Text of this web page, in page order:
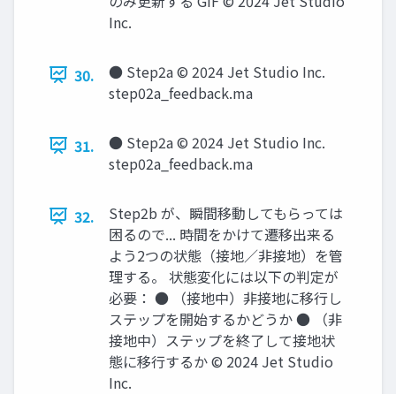
Inc.
30.
● Step2a © 2024 Jet Studio Inc.
step02a_feedback.ma
31.
● Step2a © 2024 Jet Studio Inc.
step02a_feedback.ma
32.
Step2b が、瞬間移動してもらっては
困るので... 時間をかけて遷移出来る
よう2つの状態（接地／非接地）を管
理する。 状態変化には以下の判定が
必要： ● （接地中）非接地に移行し
ステップを開始するかどうか ● （非
接地中）ステップを終了して接地状
態に移行するか © 2024 Jet Studio
Inc.